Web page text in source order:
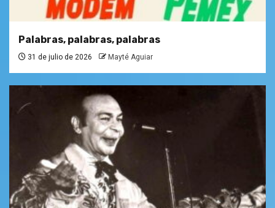
Palabras, palabras, palabras
31 de julio de 2026 Mayté Aguiar